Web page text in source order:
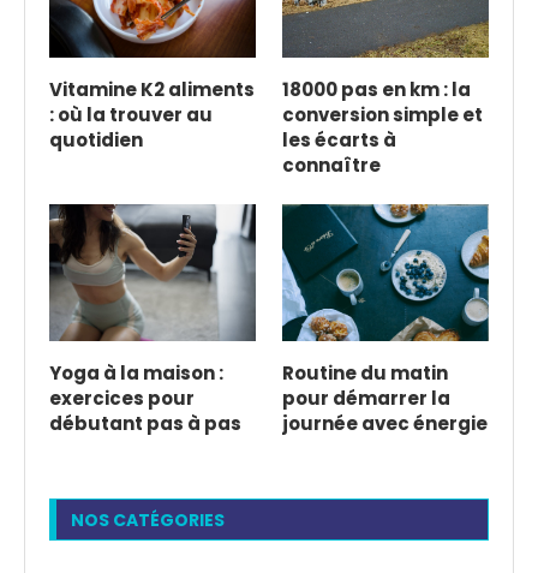
Vitamine K2 aliments
: où la trouver au
quotidien
18000 pas en km : la
conversion simple et
les écarts à
connaître
Yoga à la maison :
exercices pour
débutant pas à pas
Routine du matin
pour démarrer la
journée avec énergie
NOS CATÉGORIES